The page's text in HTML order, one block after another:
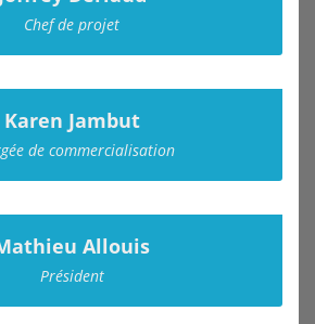
Chef de projet
Karen Jambut
de commercialisation
Allouis
Président